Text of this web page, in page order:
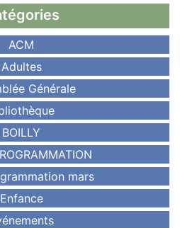
ACM
Adultes
Générale
BOILLY
mars
Enfance